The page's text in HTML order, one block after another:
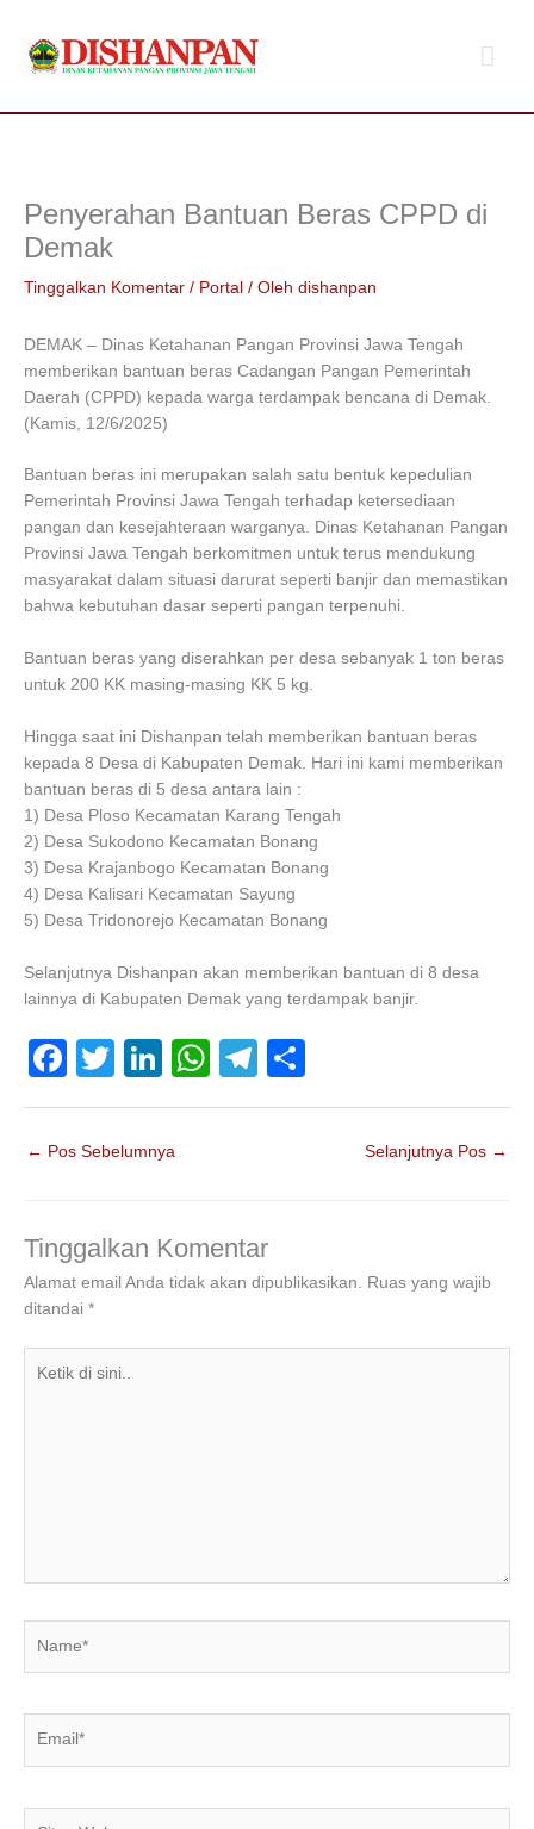
konten
Penyerahan Bantuan Beras CPPD di
Demak
Tinggalkan Komentar / Portal / Oleh dishanpan
DEMAK – Dinas Ketahanan Pangan Provinsi Jawa Tengah
memberikan bantuan beras Cadangan Pangan Pemerintah
Daerah (CPPD) kepada warga terdampak bencana di Demak.
(Kamis, 12/6/2025)
Bantuan beras ini merupakan salah satu bentuk kepedulian
Pemerintah Provinsi Jawa Tengah terhadap ketersediaan
pangan dan kesejahteraan warganya. Dinas Ketahanan Pangan
Provinsi Jawa Tengah berkomitmen untuk terus mendukung
masyarakat dalam situasi darurat seperti banjir dan memastikan
bahwa kebutuhan dasar seperti pangan terpenuhi.
Bantuan beras yang diserahkan per desa sebanyak 1 ton beras
untuk 200 KK masing-masing KK 5 kg.
Hingga saat ini Dishanpan telah memberikan bantuan beras
kepada 8 Desa di Kabupaten Demak. Hari ini kami memberikan
bantuan beras di 5 desa antara lain :
1) Desa Ploso Kecamatan Karang Tengah
2) Desa Sukodono Kecamatan Bonang
3) Desa Krajanbogo Kecamatan Bonang
4) Desa Kalisari Kecamatan Sayung
5) Desa Tridonorejo Kecamatan Bonang
Selanjutnya Dishanpan akan memberikan bantuan di 8 desa
lainnya di Kabupaten Demak yang terdampak banjir.
F
a
c
o
o
k
T
wi
tt
Li
n
n
W
h
p
p
T
el
m
h
← Pos Sebelumnya Selanjutnya Pos →
Tinggalkan Komentar
Alamat email Anda tidak akan dipublikasikan. Ruas yang wajib
ditandai *